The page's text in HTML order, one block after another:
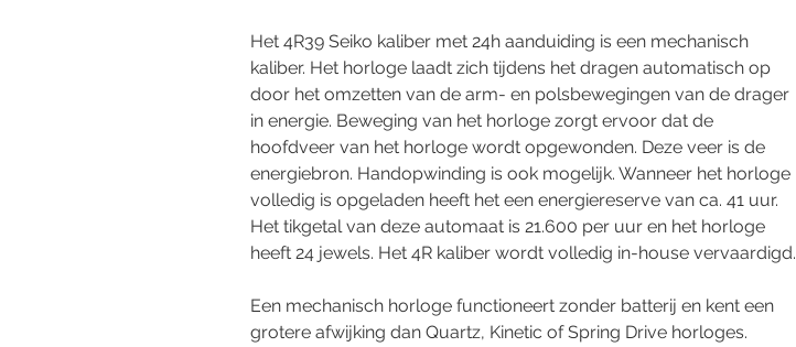
Het 4R39 Seiko kaliber met 24h aanduiding is een mechanisch
kaliber. Het horloge laadt zich tijdens het dragen automatisch op
door het omzetten van de arm- en polsbewegingen van de drager
in energie. Beweging van het horloge zorgt ervoor dat de
hoofdveer van het horloge wordt opgewonden. Deze veer is de
energiebron. Handopwinding is ook mogelijk. Wanneer het horloge
volledig is opgeladen heeft het een energiereserve van ca. 41 uur.
Het tikgetal van deze automaat is 21.600 per uur en het horloge
heeft 24 jewels. Het 4R kaliber wordt volledig in-house vervaardigd.
Een mechanisch horloge functioneert zonder batterij en kent een
grotere afwijking dan Quartz, Kinetic of Spring Drive horloges.